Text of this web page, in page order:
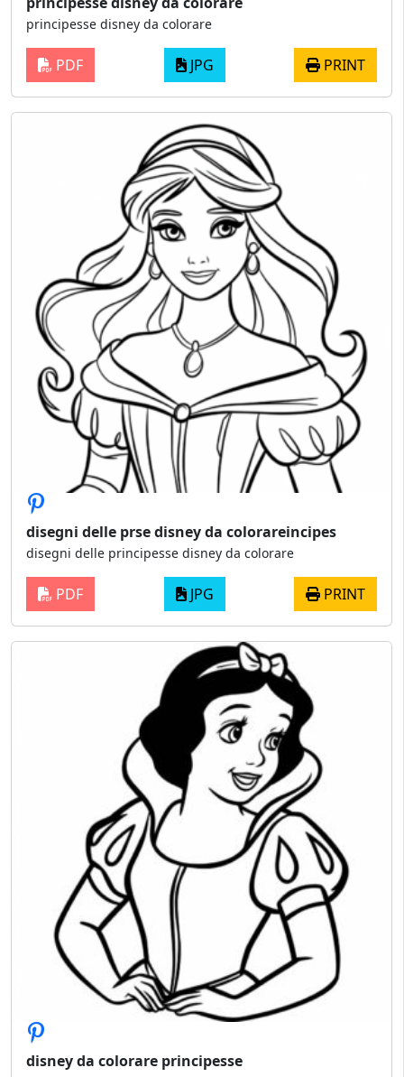
principesse disney da colorare
PDF JPG PRINT
disegni delle prse disney da colorareincipes
disegni delle principesse disney da colorare
PDF JPG PRINT
disney da colorare principesse